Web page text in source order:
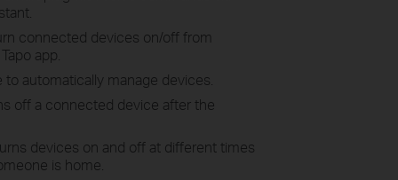
connected devices on/off from
app.
to automatically manage devices.
off a connected device after the
devices on and off at different times
is home.